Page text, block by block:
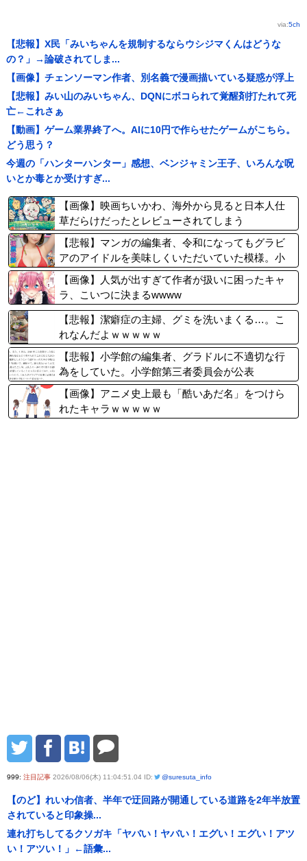
via:5ch
【悲報】X民「みいちゃんを規制するならウシジマくんはどうな
の？」→論破されてしま...
【画像】チェンソーマン作者、別名義で漫画描いている疑惑が浮上
【悲報】みい山のみいちゃん、DQNにボコられて覚醒剤打たれて死
亡←これさぁ
【動画】ゲーム業界終了へ。AIに10円で作らせたゲームがこちら。
どう思う？
今週の「ハンターハンター」感想、ベンジャミン王子、いろんな呪
いとか毒とか受けすぎ...
【画像】映画ちいかわ、海外から見ると日本人仕
草だらけだったとレビューされてしまう
【悲報】マンガの編集者、令和になってもグラビ
アのアイドルを美味しくいただいていた模様。小
学館第三者委員会が公表
【画像】人気が出すぎて作者が扱いに困ったキャ
ラ、こいつに決まるwwww
【悲報】潔癖症の主婦、グミを洗いまくる…。こ
れなんだよｗｗｗｗｗ
【悲報】小学館の編集者、グラドルに不適切な行
為をしていた。小学館第三者委員会が公表
【画像】アニメ史上最も「酷いあだ名」をつけら
れたキャラｗｗｗｗｗ
999: 注目記事 2026/08/06(木) 11:04:51.04 ID: @suresuta_info
【のど】れいわ信者、半年で迂回路が開通している道路を2年半放置
されていると印象操...
連れ打ちしてるクソガキ「ヤバい！ヤバい！エグい！エグい！アツ
い！アツい！」←語彙...